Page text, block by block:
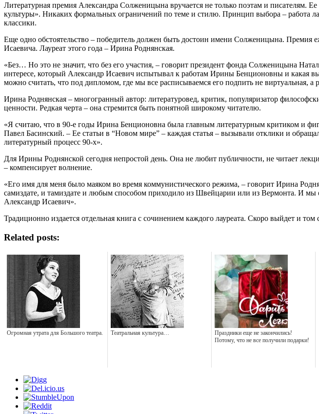
Литературная премия Александра Солженицына вручается не только поэтам и писателям.
культуры». Никаких формальных ограничений по теме и стилю. Принцип выбора – работа
классики.
Еще одно обстоятельство – победитель должен быть достоин имени Солженицына. Премия
Исаевича. Лауреат этого года – Ирина Роднянская.
«Без… Но это не значит, что без его участия, – говорит президент фонда Солженицына
интересе, который Александр Исаевич испытывал к работам Ирины Бенционовны и какая
можно считать, что под дипломом, где мы все расписываемся его подпить не виртуальная, а
Ирина Роднянская – многогранный автор: литературовед, критик, популяризатор
ценности. Редкая черта – она стремится быть понятной широкому читателю.
«Я считаю, что в 90-е годы Ирина Бенционовна была главным литературным критиком и
Павел Басинский. – Ее статьи в “Новом мире” – каждая статья – вызывали отклики и
литературный процесс 90-х».
Для Ирины Роднянской сегодня непростой день. Она не любит публичности, не читает
– компенсирует волнение.
«Его имя для меня было маяком во время коммунистического режима, – говорит Ирина
самиздате, и тамиздате и любым способом приходило из Швейцарии или из Вермонта. И мы
Александр Исаевич».
Традиционно издается отдельная книга с сочинением каждого лауреата. Скоро выйдет и том
Related posts:
Огромная утрата для Большого театра. Театральная культура…
Праздники еще не закончились!
Потому, что не все получили подарки!